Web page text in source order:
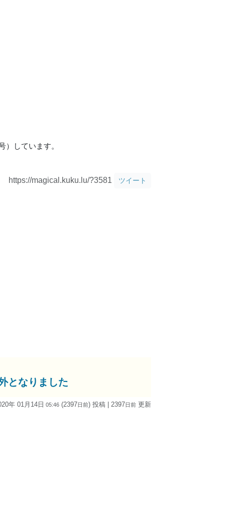
しています。
https://magical.kuku.lu/?3581 ツイート
となりました
年 01月14日 05:46 (2397日前) 投稿 | 2397日前 更新